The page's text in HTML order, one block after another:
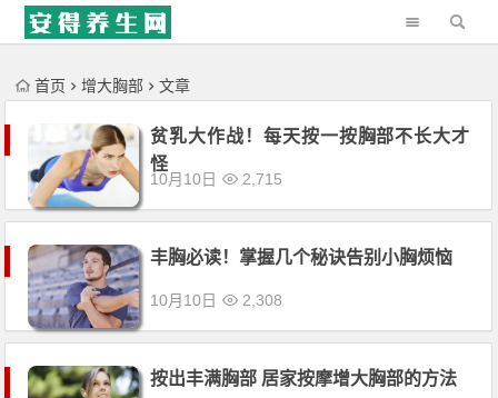
'); })();
首页 增大胸部 文章
贫乳大作战！每天按一按胸部不长大才
怪
10月10日 2,715
丰胸必读！掌握几个秘诀告别小胸烦恼
10月10日 2,308
按出丰满胸部 居家按摩增大胸部的方法